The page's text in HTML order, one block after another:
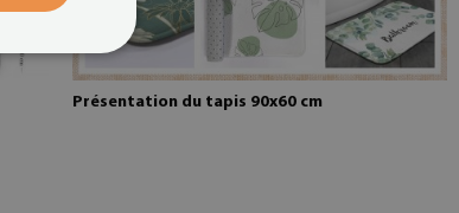
Présentation du tapis 90x60 cm